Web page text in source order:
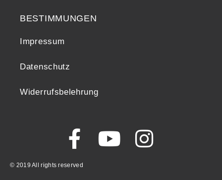
BESTIMMUNGEN
Impressum
Datenschutz
Widerrufsbelehrung
© 2019 All rights reserved